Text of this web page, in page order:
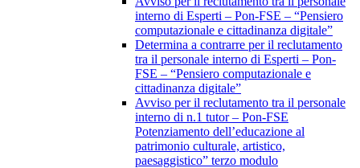
interno di Esperti – Pon-FSE – “Pensiero
computazionale e cittadinanza digitale”
Determina a contrarre per il reclutamento
tra il personale interno di Esperti – Pon-
FSE – “Pensiero computazionale e
cittadinanza digitale”
Avviso per il reclutamento tra il personale
interno di n.1 tutor – Pon-FSE
Potenziamento dell’educazione al
patrimonio culturale, artistico,
paesaggistico” terzo modulo